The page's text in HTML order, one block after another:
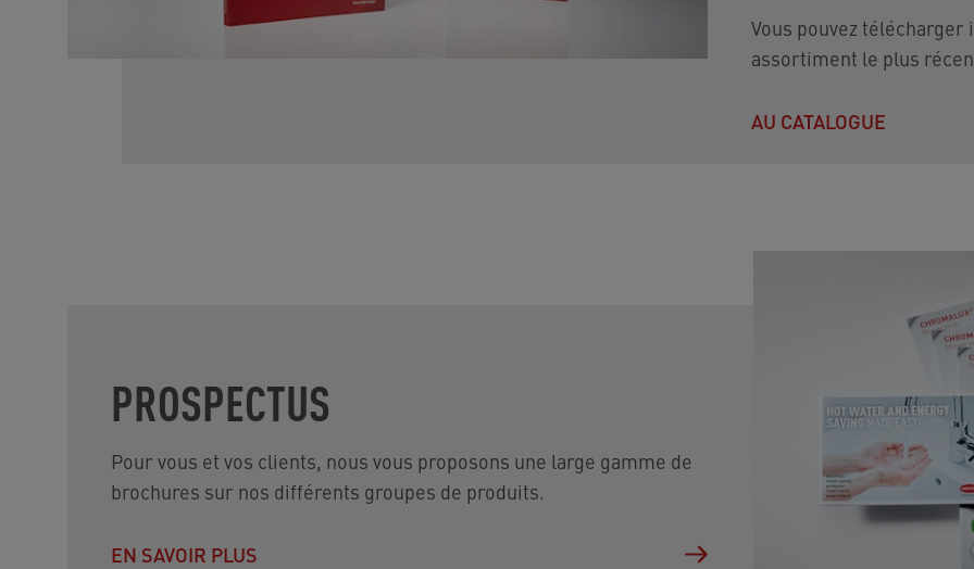
Vous pouvez
assortiment le plus
AU CATALOGUE
PROSPECTUS
Pour vous et vos clients, nous vous proposons une large gamme de
brochures sur nos différents groupes de produits.
EN SAVOIR PLUS